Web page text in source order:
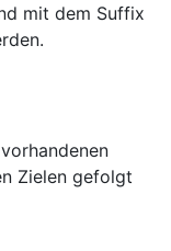
mit dem Suffix
Zielen gefolgt